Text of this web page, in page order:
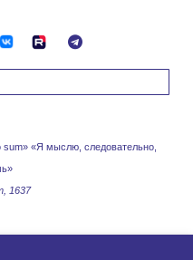
sum» «Я мыслю, следовательно,
1637